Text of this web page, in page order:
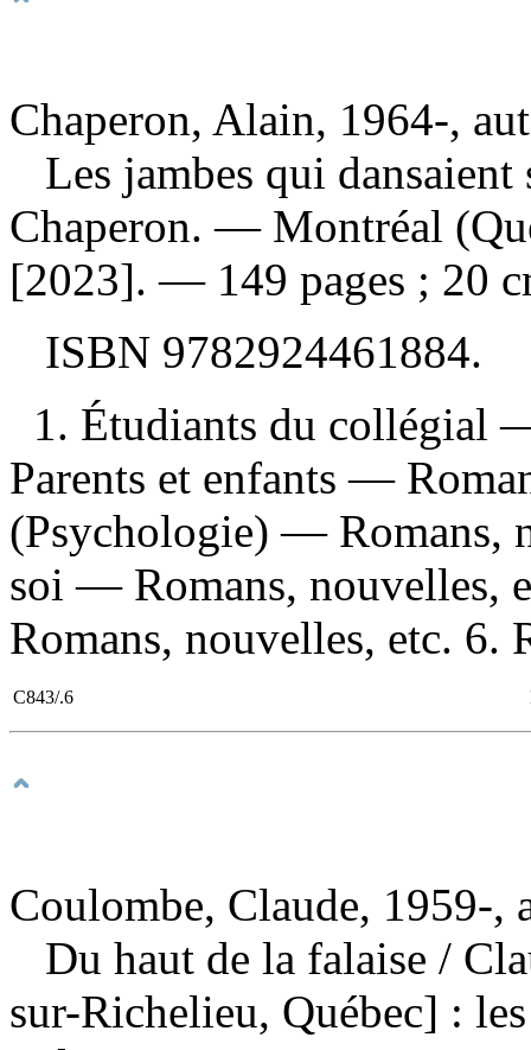
Chaperon, Alain, 1964-,
Les jambes qui
Chaperon. — Montréal
[2023]. — 149 pages ; 20
ISBN 9782924461884.
1. Étudiants du collégial
Parents et enfants —
(Psychologie) — Romans,
soi — Romans, nouvelles,
Romans, nouvelles, etc. 6.
C843/.6
Coulombe, Claude, 1959-,
Du haut de la falaise /
sur-Richelieu, Québec] :